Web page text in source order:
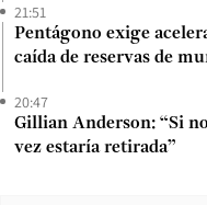
21:51
Pentágono exige
caída de reservas de
20:47
Gillian Anderson: “Si
vez estaría retirada”